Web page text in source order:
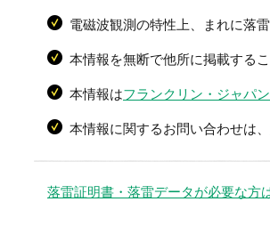
電磁波観測の特性上、まれに落
本情報を無断で他所に掲載する
本情報はフランクリン・ジャパ
本情報に関するお問い合わせは、
落雷証明書・落雷データが必要な方